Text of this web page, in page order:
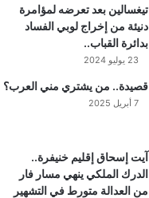
تيغسالين بعد تعرضه لمؤامرة
دنيئة من إخراج لوبي الفساد
بدائرة القباب..
23 يوليو 2024
قصيدة.. من يشتري مني العرب؟
7 أبريل 2025
آيت إسحاق إقليم خنيفرة..
الدرك الملكي ينهي مسار فار
من العدالة متورط في التشهير